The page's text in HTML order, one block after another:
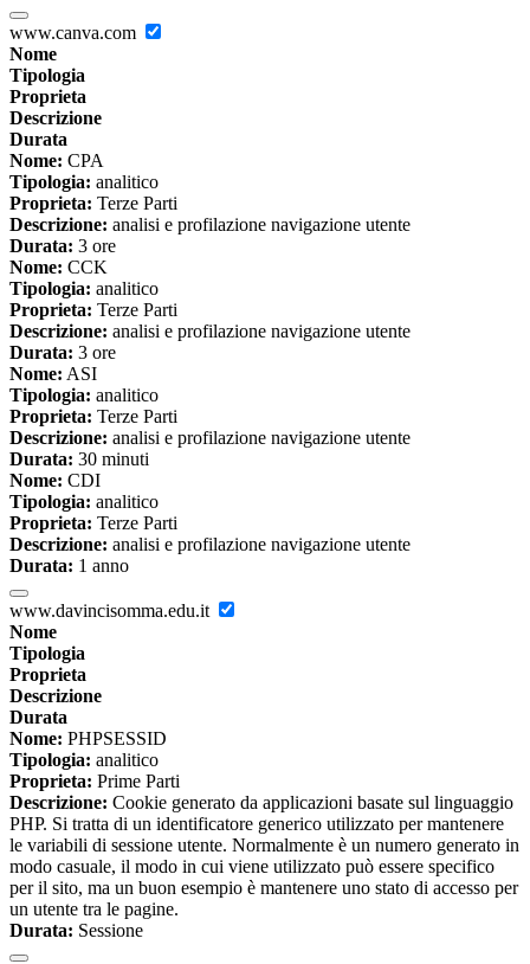
www.canva.com
Nome
Tipologia
Proprieta
Descrizione
Durata
Nome: CPA
Tipologia: analitico
Proprieta: Terze Parti
Descrizione: analisi e profilazione navigazione utente
Durata: 3 ore
Nome: CCK
Tipologia: analitico
Proprieta: Terze Parti
Descrizione: analisi e profilazione navigazione utente
Durata: 3 ore
Nome: ASI
Tipologia: analitico
Proprieta: Terze Parti
Descrizione: analisi e profilazione navigazione utente
Durata: 30 minuti
Nome: CDI
Tipologia: analitico
Proprieta: Terze Parti
Descrizione: analisi e profilazione navigazione utente
Durata: 1 anno
www.davincisomma.edu.it
Nome
Tipologia
Proprieta
Descrizione
Durata
Nome: PHPSESSID
Tipologia: analitico
Proprieta: Prime Parti
Descrizione: Cookie generato da applicazioni basate sul linguaggio
PHP. Si tratta di un identificatore generico utilizzato per mantenere
le variabili di sessione utente. Normalmente è un numero generato in
modo casuale, il modo in cui viene utilizzato può essere specifico
per il sito, ma un buon esempio è mantenere uno stato di accesso per
un utente tra le pagine.
Durata: Sessione